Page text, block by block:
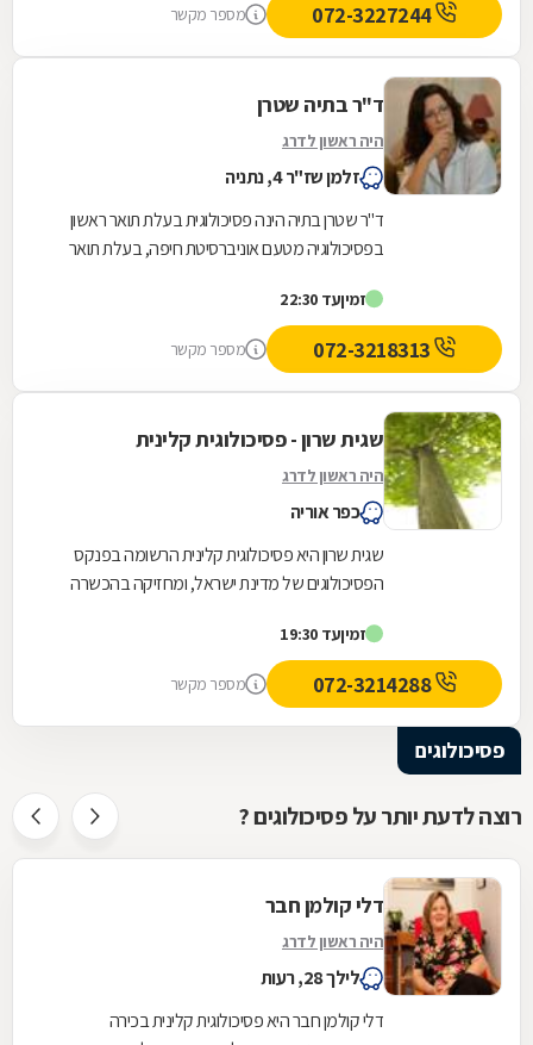
072-3227244 מספר מקשר
ד"ר בתיה שטרן
היה ראשון לדרג
זלמן שז"ר 4, נתניה
ד"ר שטרן בתיה הינה פסיכולוגית בעלת תואר ראשון
בפסיכולוגיה מטעם אוניברסיטת חיפה, בעלת תואר
זמיןעד 22:30
מספר מקשר
שגית שרון - פסיכולוגית קלינית
היה ראשון לדרג
כפר אוריה
שגית שרון היא פסיכולוגית קלינית הרשומה בפנקס
הפסיכולוגים של מדינת ישראל, ומחזיקה בהכשרה
זמיןעד 19:30
072-3214288 מספר מקשר
פסיכולוגים
רוצה לדעת יותר על פסיכולוגים ?
דלי קולמן חבר
היה ראשון לדרג
לילך 28, רעות
דלי קולמן חבר היא פסיכולוגית קלינית בכירה